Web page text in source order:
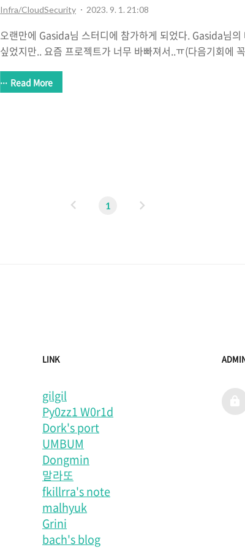
Infra/CloudSecurity 2023. 9. 1. 21:08
오랜만에 Gasida님 스터디에 참가하게 되었다. Gasida님
싶었지만.. 요즘 프로젝트가 너무 바빠져서..ㅠ(다음기회에
동안 클라우드 관련 wargame들을 풀어본적이 있었다
Read More
1
다
LINK
gilgil
Py0zz1 W0r1d
Dork's port
UMBUM
Dongmin
말라또
fkillrra's note
malhyuk
Grini
bach's blog